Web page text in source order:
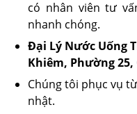
có nhân viên tư
nhanh chóng.
Đại Lý Nước Uống
Khiêm, Phường
Chúng tôi phục vụ
nhật.